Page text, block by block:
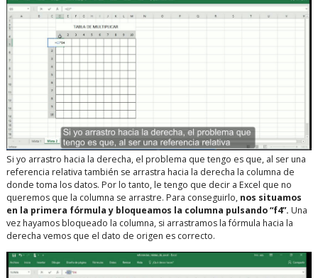
Si yo arrastro hacia la derecha, el problema que tengo es que, al ser una
referencia relativa también se arrastra hacia la derecha la columna de
donde toma los datos. Por lo tanto, le tengo que decir a Excel que no
queremos que la columna se arrastre. Para conseguirlo, nos situamos
en la primera fórmula y bloqueamos la columna pulsando “f4”. Una
vez hayamos bloqueado la columna, si arrastramos la fórmula hacia la
derecha vemos que el dato de origen es correcto.